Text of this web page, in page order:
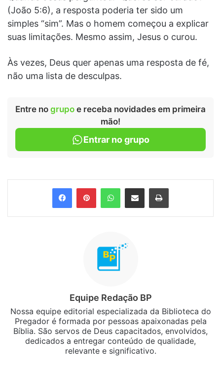
(João 5:6), a resposta poderia ter sido um
simples “sim”. Mas o homem começou a explicar
suas limitações. Mesmo assim, Jesus o curou.
Às vezes, Deus quer apenas uma resposta de fé,
não uma lista de desculpas.
Entre no grupo e receba novidades em primeira
mão!
Entrar no grupo
FacebookPinterestWhatsApp
Compartilhar via e-mail Imprimir
Equipe Redação BP
Nossa equipe editorial especializada da Biblioteca do
Pregador é formada por pessoas apaixonadas pela
Bíblia. São servos de Deus capacitados, envolvidos,
dedicados a entregar conteúdo de qualidade,
relevante e significativo.